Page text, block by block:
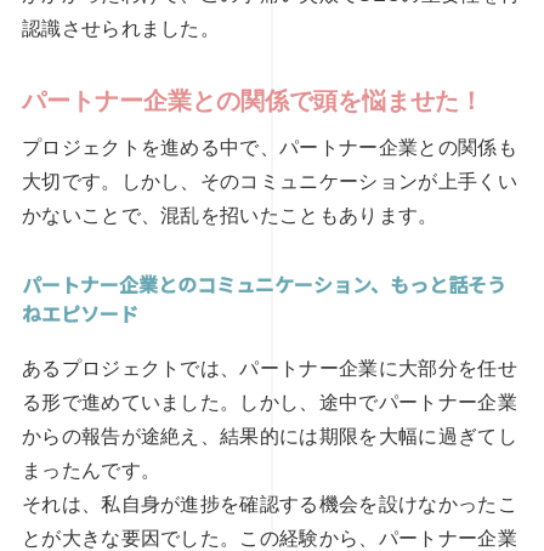
認識させられました。
パートナー企業との関係で頭を悩ませた！
プロジェクトを進める中で、パートナー企業との関係も
大切です。しかし、そのコミュニケーションが上手くい
かないことで、混乱を招いたこともあります。
パートナー企業とのコミュニケーション、もっと話そう
ねエピソード
あるプロジェクトでは、パートナー企業に大部分を任せ
る形で進めていました。しかし、途中でパートナー企業
からの報告が途絶え、結果的には期限を大幅に過ぎてし
まったんです。
それは、私自身が進捗を確認する機会を設けなかったこ
とが大きな要因でした。この経験から、パートナー企業